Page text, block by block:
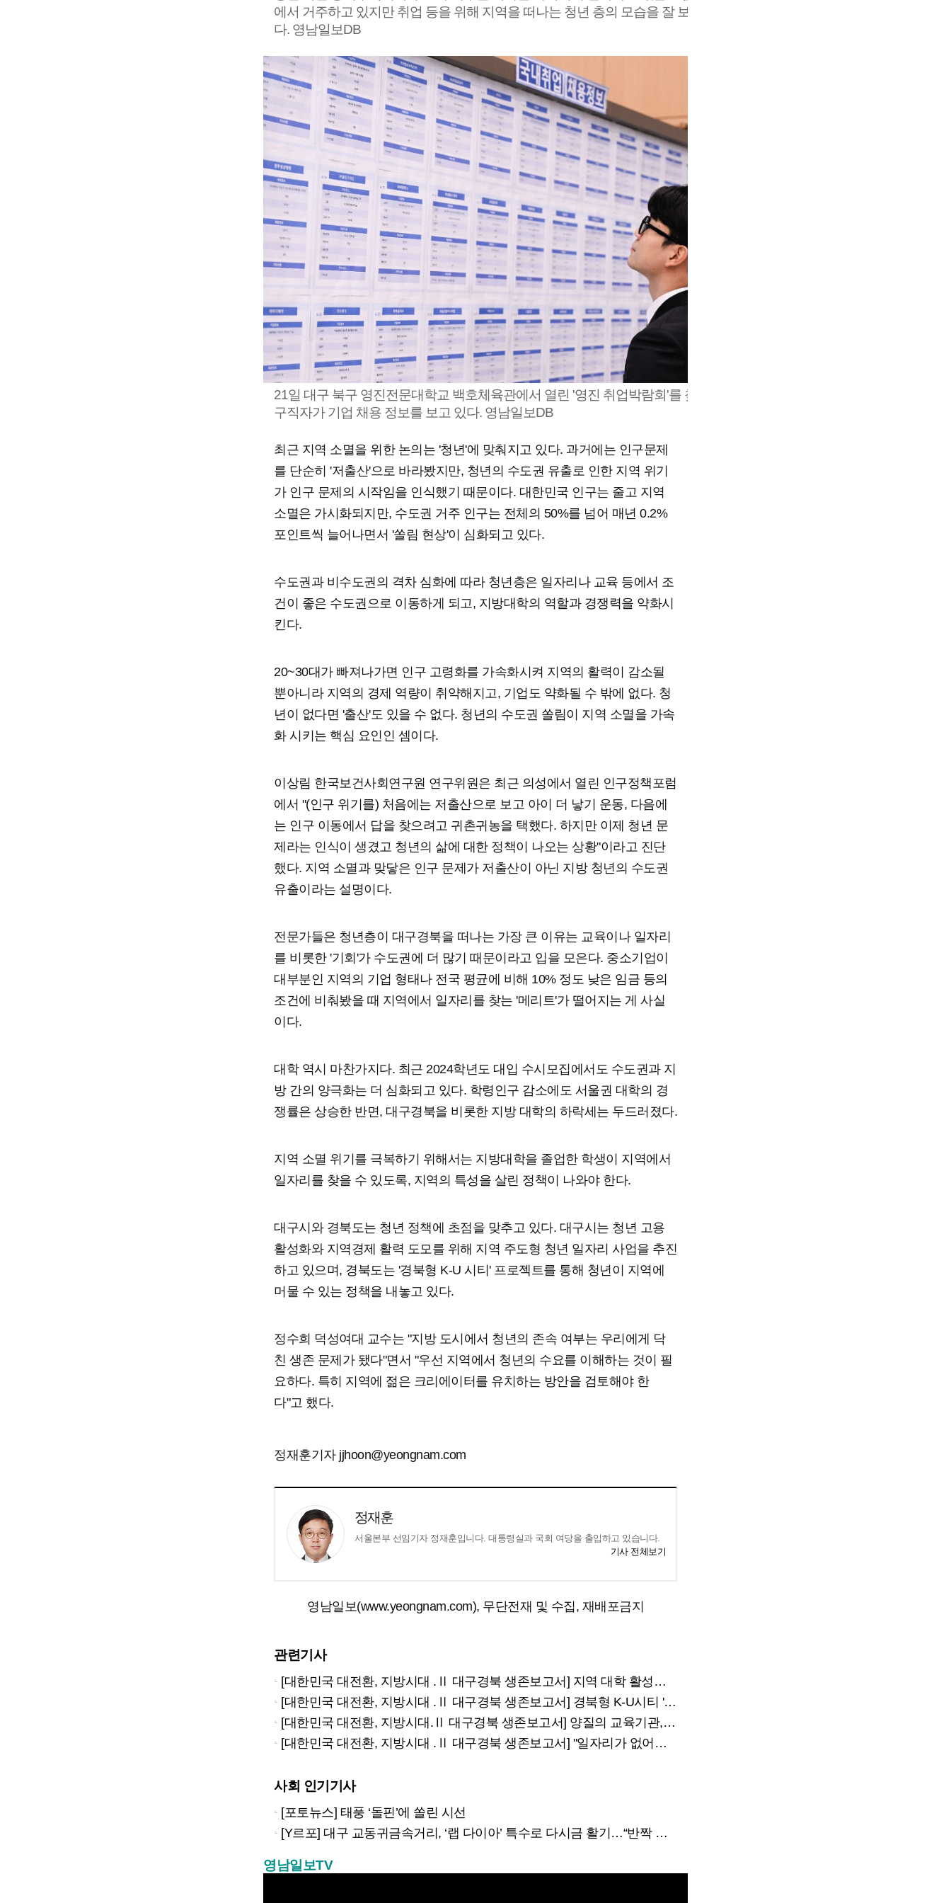
에서 거주하고 있지만 취업 등을 위해 지역을 떠나는 청년 층의 모습을 잘 보여준
다. 영남일보DB
21일 대구 북구 영진전문대학교 백호체육관에서 열린 '영진 취업박람회'를 찾은 한
구직자가 기업 채용 정보를 보고 있다. 영남일보DB
최근 지역 소멸을 위한 논의는 '청년'에 맞춰지고 있다. 과거에는 인구문제
를 단순히 '저출산'으로 바라봤지만, 청년의 수도권 유출로 인한 지역 위기
가 인구 문제의 시작임을 인식했기 때문이다. 대한민국 인구는 줄고 지역
소멸은 가시화되지만, 수도권 거주 인구는 전체의 50%를 넘어 매년 0.2%
포인트씩 늘어나면서 '쏠림 현상'이 심화되고 있다.
수도권과 비수도권의 격차 심화에 따라 청년층은 일자리나 교육 등에서 조
건이 좋은 수도권으로 이동하게 되고, 지방대학의 역할과 경쟁력을 약화시
킨다.
20~30대가 빠져나가면 인구 고령화를 가속화시켜 지역의 활력이 감소될
뿐아니라 지역의 경제 역량이 취약해지고, 기업도 약화될 수 밖에 없다. 청
년이 없다면 '출산'도 있을 수 없다. 청년의 수도권 쏠림이 지역 소멸을 가속
화 시키는 핵심 요인인 셈이다.
이상림 한국보건사회연구원 연구위원은 최근 의성에서 열린 인구정책포럼
에서 "(인구 위기를) 처음에는 저출산으로 보고 아이 더 낳기 운동, 다음에
는 인구 이동에서 답을 찾으려고 귀촌귀농을 택했다. 하지만 이제 청년 문
제라는 인식이 생겼고 청년의 삶에 대한 정책이 나오는 상황"이라고 진단
했다. 지역 소멸과 맞닿은 인구 문제가 저출산이 아닌 지방 청년의 수도권
유출이라는 설명이다.
전문가들은 청년층이 대구경북을 떠나는 가장 큰 이유는 교육이나 일자리
를 비롯한 '기회'가 수도권에 더 많기 때문이라고 입을 모은다. 중소기업이
대부분인 지역의 기업 형태나 전국 평균에 비해 10% 정도 낮은 임금 등의
조건에 비춰봤을 때 지역에서 일자리를 찾는 '메리트'가 떨어지는 게 사실
이다.
대학 역시 마찬가지다. 최근 2024학년도 대입 수시모집에서도 수도권과 지
방 간의 양극화는 더 심화되고 있다. 학령인구 감소에도 서울권 대학의 경
쟁률은 상승한 반면, 대구경북을 비롯한 지방 대학의 하락세는 두드러졌다.
지역 소멸 위기를 극복하기 위해서는 지방대학을 졸업한 학생이 지역에서
일자리를 찾을 수 있도록, 지역의 특성을 살린 정책이 나와야 한다.
대구시와 경북도는 청년 정책에 초점을 맞추고 있다. 대구시는 청년 고용
활성화와 지역경제 활력 도모를 위해 지역 주도형 청년 일자리 사업을 추진
하고 있으며, 경북도는 '경북형 K-U 시티' 프로젝트를 통해 청년이 지역에
머물 수 있는 정책을 내놓고 있다.
정수희 덕성여대 교수는 "지방 도시에서 청년의 존속 여부는 우리에게 닥
친 생존 문제가 됐다"면서 "우선 지역에서 청년의 수요를 이해하는 것이 필
요하다. 특히 지역에 젊은 크리에이터를 유치하는 방안을 검토해야 한
다"고 했다.
정재훈기자 jjhoon@yeongnam.com
정재훈
서울본부 선임기자 정재훈입니다. 대통령실과 국회 여당을 출입하고 있습니다.
기사 전체보기
영남일보(www.yeongnam.com), 무단전재 및 수집, 재배포금지
관련기사
[대한민국 대전환, 지방시대 .Ⅱ 대구경북 생존보고서] 지역 대학 활성화 관건
[대한민국 대전환, 지방시대 .Ⅱ 대구경북 생존보고서] 경북형 K-U시티 '주목'
[대한민국 대전환, 지방시대.Ⅱ 대구경북 생존보고서] 양질의 교육기관, 일자리 필요
[대한민국 대전환, 지방시대 .Ⅱ 대구경북 생존보고서] "일자리가 없어요" 대구 청년의 하소연
사회 인기기사
[포토뉴스] 태풍 ‘돌핀’에 쏠린 시선
[Y르포] 대구 교동귀금속거리, ‘랩 다이아’ 특수로 다시금 활기…“반짝 인기 의존 않는 지속 가능 성장 동력 마련해야”
영남일보TV